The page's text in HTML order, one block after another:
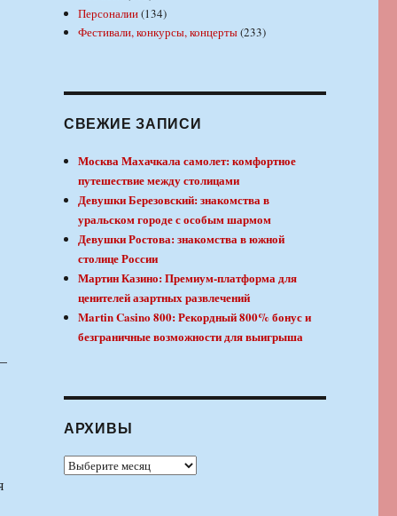
Персоналии(134)
Фестивали, конкурсы, концерты(233)
СВЕЖИЕ ЗАПИСИ
Москва Махачкала самолет: комфортное
путешествие между столицами
Девушки Березовский: знакомства в
уральском городе с особым шармом
Девушки Ростова: знакомства в южной
столице России
Мартин Казино: Премиум-платформа для
ценителей азартных развлечений
Martin Casino 800: Рекордный 800% бонус и
безграничные возможности для выигрыша
АРХИВЫ
Архивы